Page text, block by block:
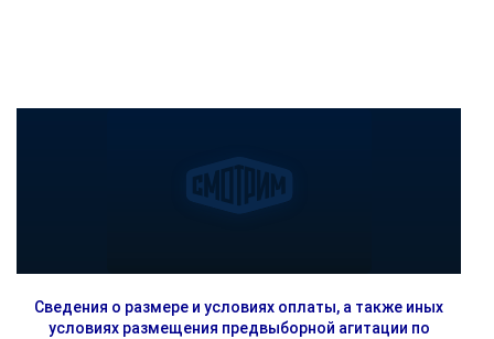
Сведения о размере и условиях оплаты, а также иных
условиях размещения предвыборной агитации по